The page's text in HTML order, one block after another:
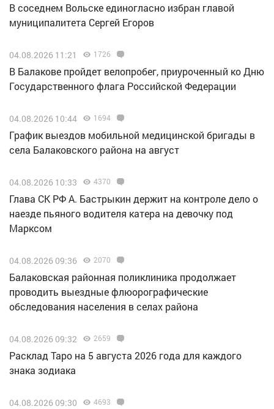
В соседнем Вольске единогласно избран главой
муниципалитета Сергей Егоров
04.08.2026 11:21 1726
В Балакове пройдет велопробег, приуроченный ко Дню
Государственного флага Российской Федерации
04.08.2026 10:44 1694
График выездов мобильной медицинской бригады в
села Балаковского района на август
04.08.2026 10:33 4370
Глава СК РФ А. Бастрыкин держит на контроле дело о
наезде пьяного водителя катера на девочку под
Марксом
04.08.2026 09:36 2070
Балаковская районная поликлиника продолжает
проводить выездные флюорографические
обследования населения в селах района
04.08.2026 09:32 2659
Расклад Таро на 5 августа 2026 года для каждого
знака зодиака
04.08.2026 09:30 4693